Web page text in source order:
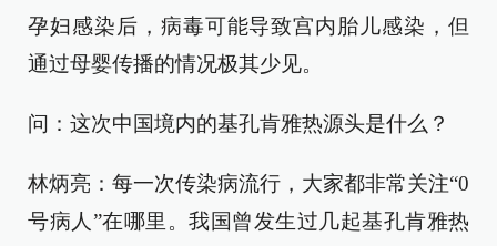
孕妇感染后，病毒可能导致宫内胎儿感染，但
通过母婴传播的情况极其少见。
问：这次中国境内的基孔肯雅热源头是什么？
林炳亮：每一次传染病流行，大家都非常关注“0
号病人”在哪里。我国曾发生过几起基孔肯雅热